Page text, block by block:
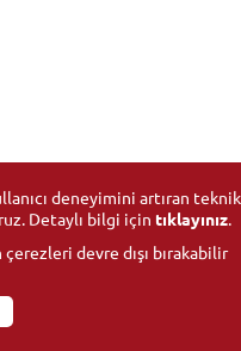
deneyimini artıran teknik
Detaylı bilgi için tıklayınız.
devre dışı bırakabilir
- All rights reserved.